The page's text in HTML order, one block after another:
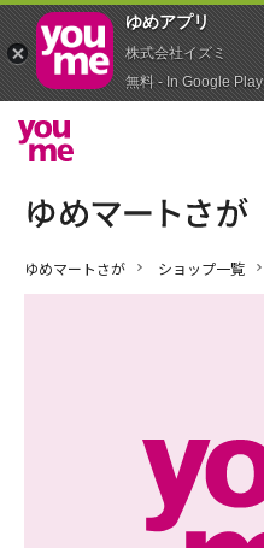
ゆめマートさが ショップ一覧
ゆめアプ‪リ‬
株式会社イズミ
無料 - In Google Play